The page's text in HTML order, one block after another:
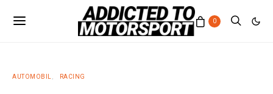
0
AUTOMOBIL RACING